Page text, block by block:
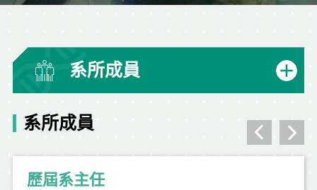
系所成員
系所成員
歷屆系主任